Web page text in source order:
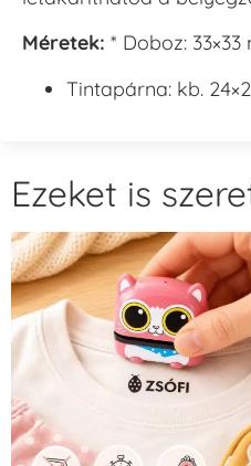
Méretek: * Doboz: 33×33
Tintapárna: kb.
Ezeket is